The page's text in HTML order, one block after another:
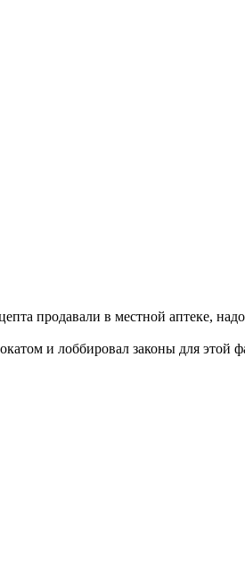
продавали в местной аптеке,
и лоббировал законы для